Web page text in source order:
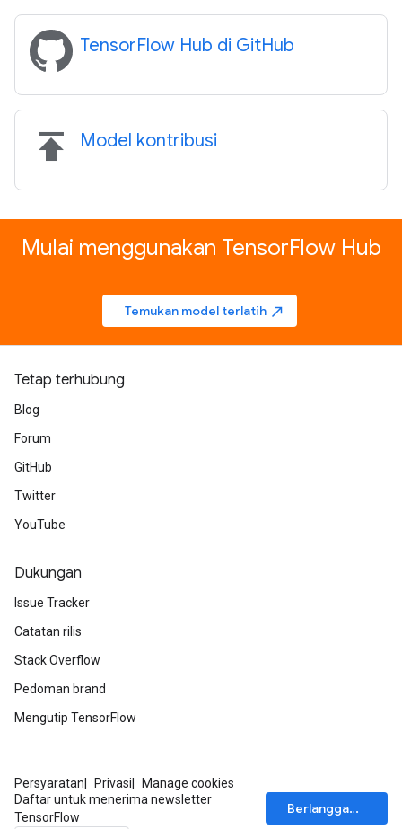
TensorFlow Hub di GitHub
publish Model kontribusi
Mulai menggunakan TensorFlow Hub
Temukan model terlatih north_east
Tetap terhubung
Blog
Forum
GitHub
Twitter
YouTube
Dukungan
Issue Tracker
Catatan rilis
Stack Overflow
Pedoman brand
Mengutip TensorFlow
Persyaratan Privasi
Manage cookies
Daftar untuk menerima newsletter
TensorFlow
Berlangganan